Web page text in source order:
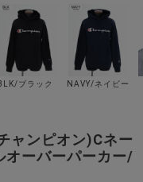
ブラック NAVY/ネイビー
ャンピオン)Cネー
オーバーパーカー/